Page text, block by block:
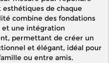
de chaque
combine des fondations
et une intégration
permettant de créer un
et élégant, idéal pour
ou entre amis.